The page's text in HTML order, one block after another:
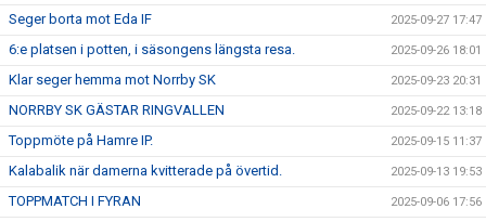
Seger borta mot Eda IF 2025-09-27 17:47
6:e platsen i potten, i säsongens längsta resa. 2025-09-26 18:01
Klar seger hemma mot Norrby SK 2025-09-23 20:31
NORRBY SK GÄSTAR RINGVALLEN 2025-09-22 13:18
Toppmöte på Hamre IP. 2025-09-15 11:37
Kalabalik när damerna kvitterade på övertid. 2025-09-13 19:53
TOPPMATCH I FYRAN 2025-09-06 17:56